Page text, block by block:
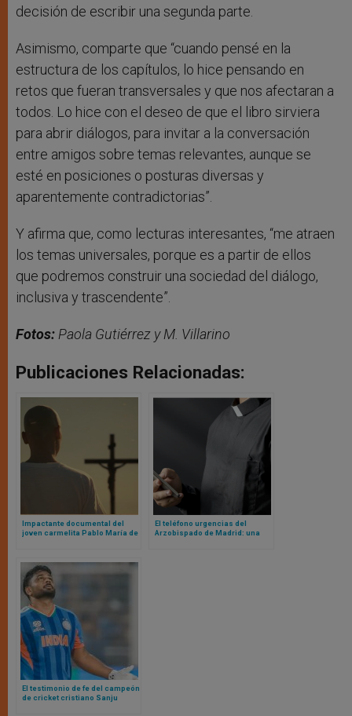
decisión de escribir una segunda parte.
Asimismo, comparte que “cuando pensé en la
estructura de los capítulos, lo hice pensando en
retos que fueran transversales y que nos afectaran a
todos. Lo hice con el deseo de que el libro sirviera
para abrir diálogos, para invitar a la conversación
entre amigos sobre temas relevantes, aunque se
esté en posiciones o posturas diversas y
aparentemente contradictorias”.
Y afirma que, como lecturas interesantes, “me atraen
los temas universales, porque es a partir de ellos
que podremos construir una sociedad del diálogo,
inclusiva y trascendente”.
Fotos:Paola Gutiérrez y M. Villarino
Publicaciones Relacionadas:
Impactante documental del
joven carmelita Pablo María de
El teléfono urgencias del
Arzobispado de Madrid: una
El testimonio de fe del campeón
de cricket cristiano Sanju